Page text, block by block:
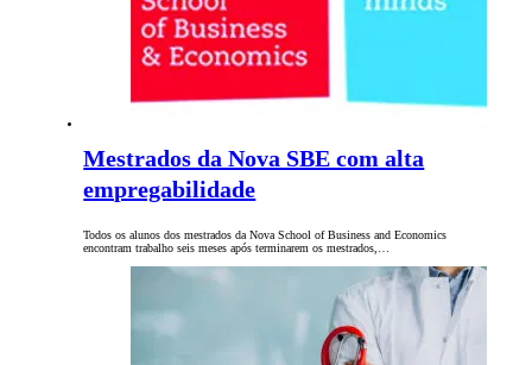
Mestrados da Nova SBE com alta
empregabilidade
Todos os alunos dos mestrados da Nova School of Business and Economics
encontram trabalho seis meses após terminarem os mestrados,…